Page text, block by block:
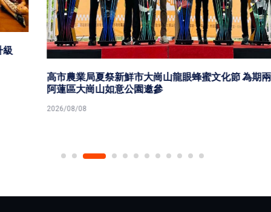
高市農業局夏祭新鮮市大崗山龍眼蜂蜜文化節 為期兩天
阿蓮區大崗山如意公園邀參
2026/08/08